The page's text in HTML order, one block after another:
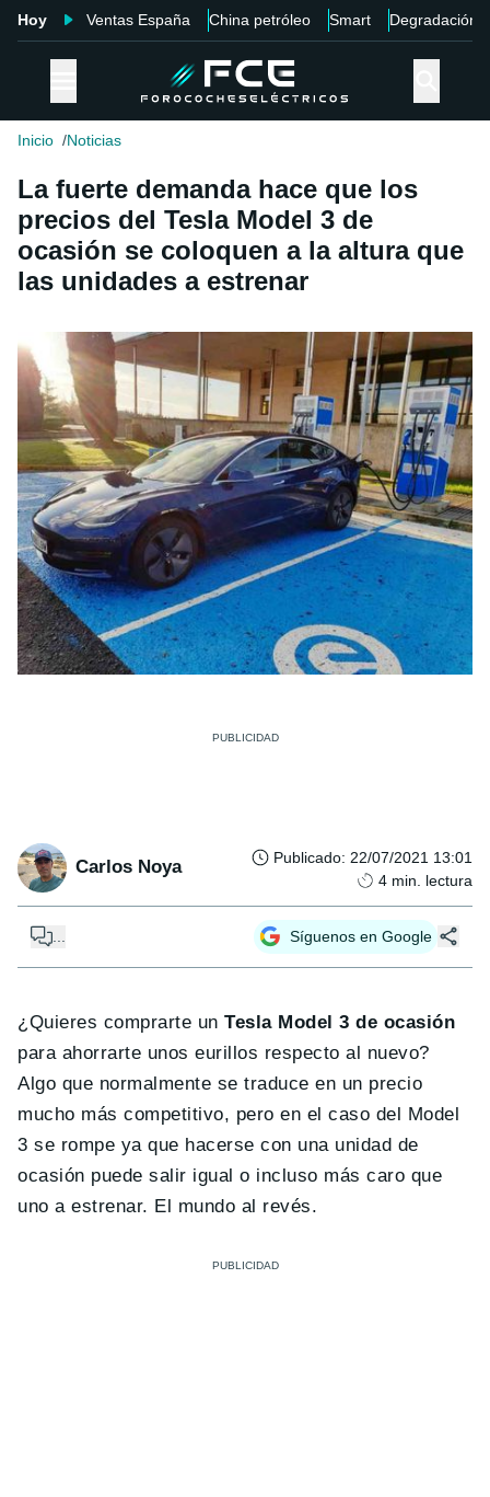
Hoy Ventas España China petróleo Smart Degradación
Inicio Noticias
La fuerte demanda hace que los
precios del Tesla Model 3 de
ocasión se coloquen a la altura que
las unidades a estrenar
Carlos Noya Publicado: 22/07/2021 13:01
4 min. lectura
Síguenos en Google
¿Quieres comprarte unTesla Model 3 de ocasión
para ahorrarte unos eurillos respecto al nuevo?
Algo que normalmente se traduce en un precio
mucho más competitivo, pero en el caso del Model
3 se rompe ya que hacerse con una unidad de
ocasión puede salir igual o incluso más caro que
uno a estrenar. El mundo al revés.